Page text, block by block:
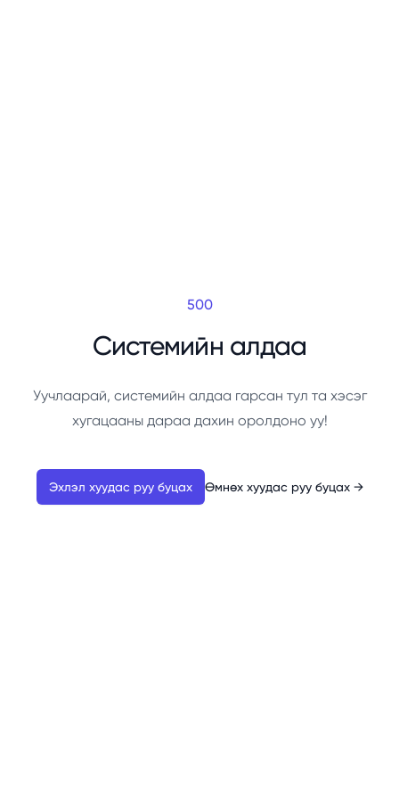
500
Системийн алдаа
Уучлаарай, системийн алдаа гарсан тул та хэсэг
хугацааны дараа дахин оролдоно уу!
Эхлэл хуудас руу буцах Өмнөх хуудас руу буцах →